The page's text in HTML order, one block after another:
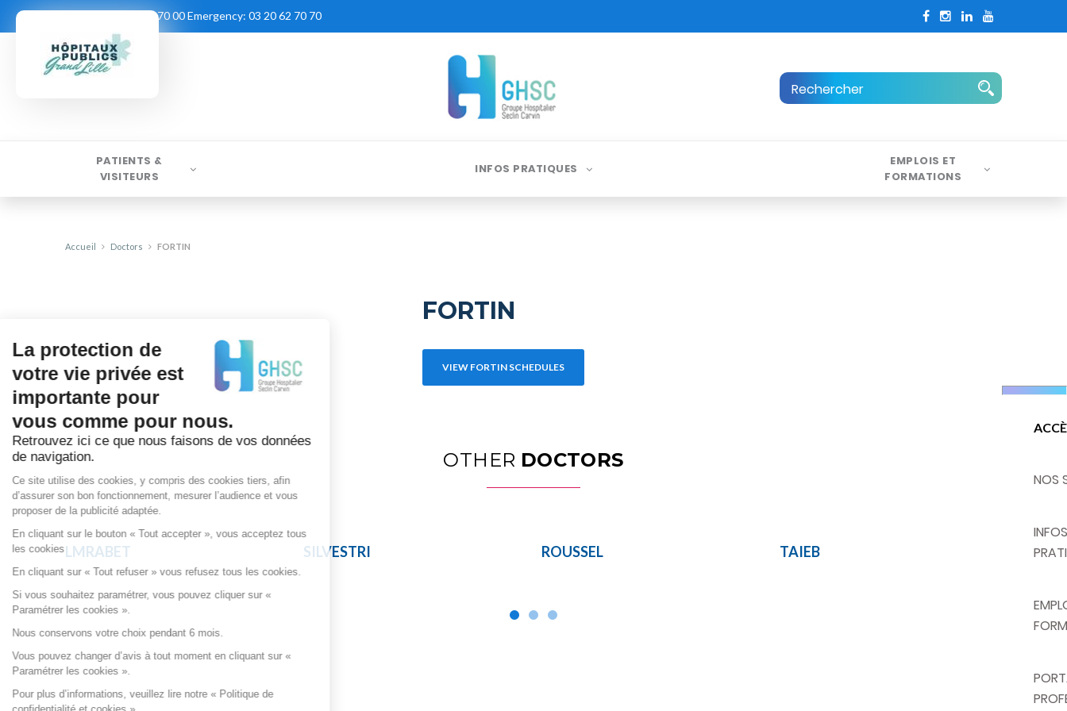
03 20 62 70 00Emergency: 03 20 62 70 70
PATIENTS &
VISITEURS
INFOS PRATIQUES
EMPLOIS ET
FORMATIONS
Accueil Doctors FORTIN
FORTIN
VIEW FORTIN SCHEDULES
OTHER DOCTORS
LMRABET SILVESTRI ROUSSEL TAIEB
NOS
INFOS
La protection de
votre vie privée est
importante pour
vous comme pour nous.
Retrouvez ici ce que nous faisons de vos données
de navigation.
Ce site utilise des cookies, y compris des cookies tiers, afin
d’assurer son bon fonctionnement, mesurer l’audience et vous
proposer de la publicité adaptée.
En cliquant sur le bouton « Tout accepter », vous acceptez tous
les cookies
En cliquant sur « Tout refuser » vous refusez tous les cookies.
Si vous souhaitez paramétrer, vous pouvez cliquer sur «
Paramétrer les cookies ».
Nous conservons votre choix pendant 6 mois.
Vous pouvez changer d’avis à tout moment en cliquant sur «
Paramétrer les cookies ».
Pour plus d’informations, veuillez lire notre « Politique de
confidentialité et cookies ».